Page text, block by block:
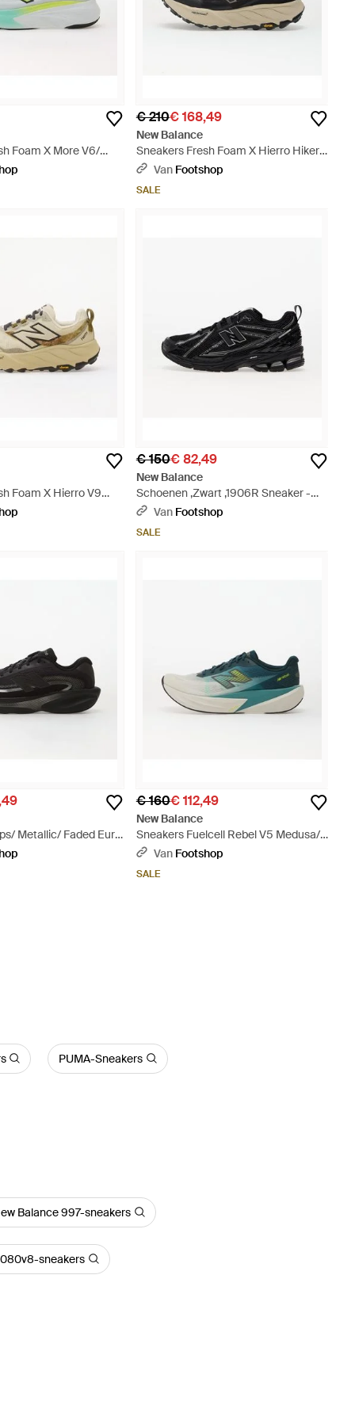
Foam X More V6/
- Groen
€ 210€ 168,49
New Balance
Sneakers Fresh Foam X Hierro Hiker
Gore-Tex V9 Eur - Zwart
Van Footshop
SALE
Foam X Hierro V9
Eur - Wit
€ 150€ 82,49
New Balance
Schoenen ,Zwart ,1906R Sneaker -
Zwart
Van Footshop
SALE
Metallic/ Faded Eur -
€ 160€ 112,49
New Balance
Sneakers Fuelcell Rebel V5 Medusa/
Faded Eur - Blauw
Van Footshop
SALE
PUMA-Sneakers
Balance 997-sneakers
sneakers